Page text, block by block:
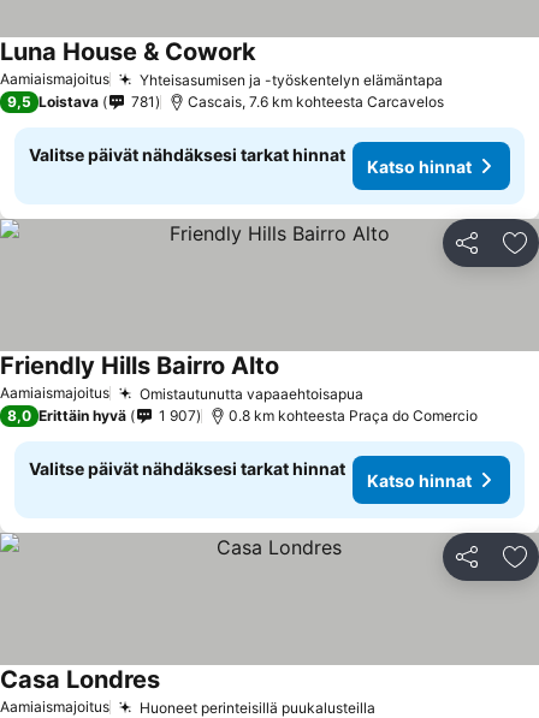
Aamiaismajoitus Yhteisasumisen ja -työskentelyn elämäntapa
Luna House & Cowork
9,5 Loistava 781 Cascais, 7.6 km kohteesta Carcavelos
Valitse päivät nähdäksesi tarkat hinnat
Katso hinnat
Jaa
Aamiaismajoitus Omistautunutta vapaaehtoisapua
Friendly Hills Bairro Alto
8,0 Erittäin hyvä 1 907 0.8 km kohteesta Praça do Comercio
Valitse päivät nähdäksesi tarkat hinnat
Katso hinnat
Jaa
Aamiaismajoitus Huoneet perinteisillä puukalusteilla
Casa Londres